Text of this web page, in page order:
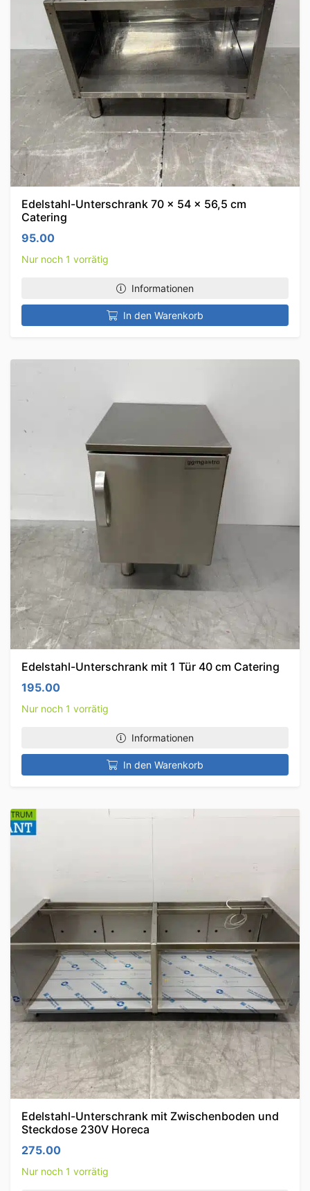
Edelstahl-Unterschrank 70 x 54 x 56,5 cm
Catering
95.00
Nur noch 1 vorrätig
Informationen
In den Warenkorb
Edelstahl-Unterschrank mit 1 Tür 40 cm Catering
195.00
Nur noch 1 vorrätig
Informationen
In den Warenkorb
Edelstahl-Unterschrank mit Zwischenboden und
Steckdose 230V Horeca
275.00
Nur noch 1 vorrätig